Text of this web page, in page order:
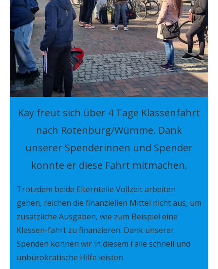
Kay freut sich über 4 Tage Klassenfahrt
nach Rotenburg/Wümme. Dank
unserer Spenderinnen und Spender
konnte er diese Fahrt mitmachen.
Trotzdem beide Elternteile Vollzeit arbeiten
gehen, reichen die finanziellen Mittel nicht aus, um
zusätzliche Ausgaben, wie zum Beispiel eine
Klassen-fahrt zu finanzieren. Dank unserer
Spenden können wir in diesem Falle schnell und
unbürokratische Hilfe leisten.